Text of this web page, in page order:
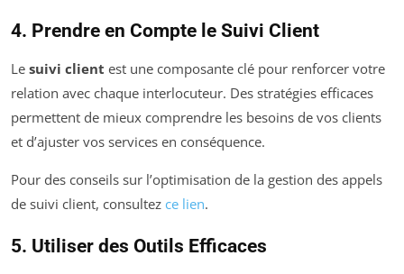
4. Prendre en Compte le Suivi Client
Le suivi client est une composante clé pour renforcer votre
relation avec chaque interlocuteur. Des stratégies efficaces
permettent de mieux comprendre les besoins de vos clients
et d’ajuster vos services en conséquence.
Pour des conseils sur l’optimisation de la gestion des appels
de suivi client, consultez ce lien.
5. Utiliser des Outils Efficaces